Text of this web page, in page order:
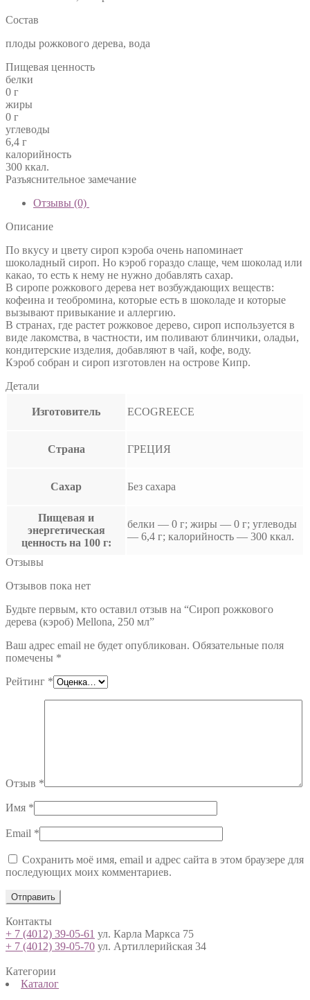
Состав
плоды рожкового дерева, вода
Пищевая ценность
белки
0 г
жиры
0 г
углеводы
6,4 г
калорийность
300 ккал.
Разъяснительное замечание
Отзывы (0)
Описание
По вкусу и цвету сироп кэроба очень напоминает
шоколадный сироп. Но кэроб гораздо слаще, чем шоколад или
какао, то есть к нему не нужно добавлять сахар.
В сиропе рожкового дерева нет возбуждающих веществ:
кофеина и теобромина, которые есть в шоколаде и которые
вызывают привыкание и аллергию.
В странах, где растет рожковое дерево, сироп используется в
виде лакомства, в частности, им поливают блинчики, оладьи,
кондитерские изделия, добавляют в чай, кофе, воду.
Кэроб собран и сироп изготовлен на острове Кипр.
Детали
Изготовитель ECOGREECE
Страна ГРЕЦИЯ
Сахар Без сахара
Пищевая и
энергетическая
ценность на 100 г:
белки — 0 г; жиры — 0 г; углеводы
— 6,4 г; калорийность — 300 ккал.
Отзывы
Отзывов пока нет
Будьте первым, кто оставил отзыв на “Сироп рожкового
дерева (кэроб) Mellona, 250 мл”
Ваш адрес email не будет опубликован. Обязательные поля
помечены *
Рейтинг *
Отзыв *
Имя *
Email *
Сохранить моё имя, email и адрес сайта в этом браузере для
последующих моих комментариев.
Контакты
+ 7 (4012) 39-05-61 ул. Карла Маркса 75
+ 7 (4012) 39-05-70 ул. Артиллерийская 34
Категории
Каталог